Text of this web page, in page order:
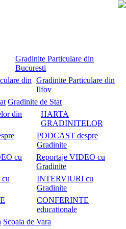
Gradinite Particulare din
Bucuresti
Gradinite Particulare din
Ilfov
Gradinite de Stat
HARTA
GRADINITELOR
PODCAST despre
Gradinite
Reportaje VIDEO cu
Gradinite
INTERVIURI cu
Gradinite
CONFERINTE
educationale
Scoala de Vara